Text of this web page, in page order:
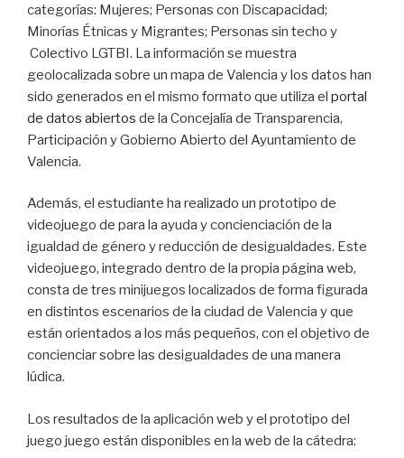
categorías: Mujeres; Personas con Discapacidad;
Minorías Étnicas y Migrantes; Personas sin techo y
Colectivo LGTBI. La información se muestra
geolocalizada sobre un mapa de Valencia y los datos han
sido generados en el mismo formato que utiliza el portal
de datos abiertos de la Concejalía de Transparencia,
Participación y Gobierno Abierto del Ayuntamiento de
Valencia.
Además, el estudiante ha realizado un prototipo de
videojuego de para la ayuda y concienciación de la
igualdad de género y reducción de desigualdades. Este
videojuego, integrado dentro de la propia página web,
consta de tres minijuegos localizados de forma figurada
en distintos escenarios de la ciudad de Valencia y que
están orientados a los más pequeños, con el objetivo de
concienciar sobre las desigualdades de una manera
lúdica.
Los resultados de la aplicación web y el prototipo del
juego juego están disponibles en la web de la cátedra: